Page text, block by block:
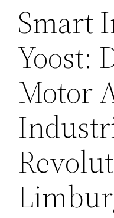
Smart
Yoost:
Motor